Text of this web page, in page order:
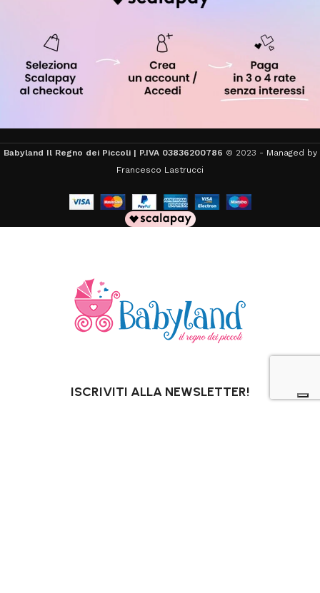
Babyland Il Regno dei Piccoli | P.IVA 03836200786 © 2023 - Managed by
Francesco Lastrucci
ISCRIVITI ALLA NEWSLETTER!